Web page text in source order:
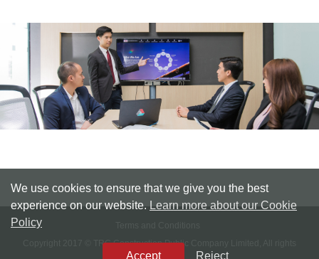
Copyright 2017 © TRC Construction Public Company Limited, All rights
We use cookies to ensure that we give you the best
experience on our website. Learn more about our Cookie
Policy
Accept Reject